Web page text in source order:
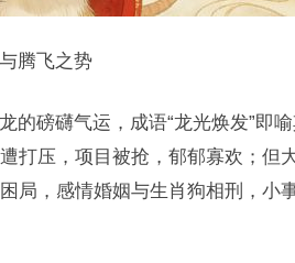
腾飞之势
的磅礴气运，成语“龙光焕发”即
打压，项目被抢，郁郁寡欢；但
局，感情婚姻与生肖狗相刑，小